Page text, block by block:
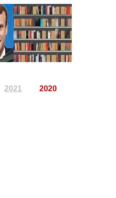
2021 2020